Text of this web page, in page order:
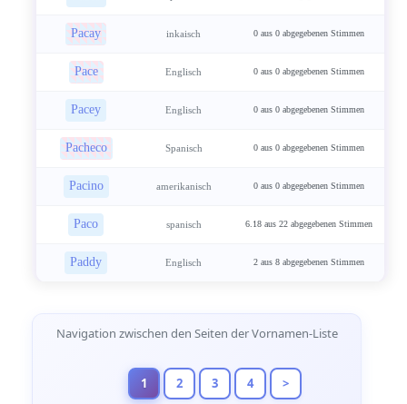
Pacay inkaisch 0 aus 0 abgegebenen Stimmen
Pace Englisch 0 aus 0 abgegebenen Stimmen
Pacey Englisch 0 aus 0 abgegebenen Stimmen
Pacheco Spanisch 0 aus 0 abgegebenen Stimmen
Pacino amerikanisch 0 aus 0 abgegebenen Stimmen
Paco spanisch 6.18 aus 22 abgegebenen Stimmen
Paddy Englisch 2 aus 8 abgegebenen Stimmen
Seitennavigation
Navigation zwischen den Seiten der Vornamen-Liste
1 2 3 4 >